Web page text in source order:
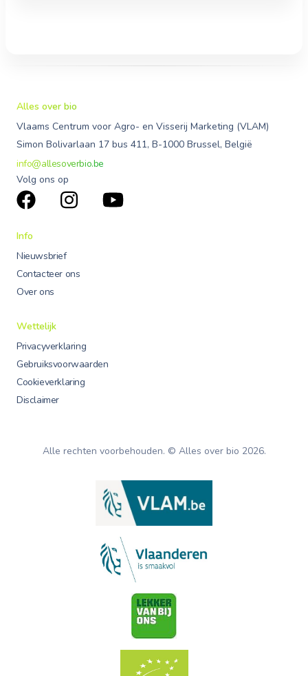
Alles over bio
Vlaams Centrum voor Agro- en Visserij Marketing (VLAM)
Simon Bolivarlaan 17 bus 411, B-1000 Brussel, België
info@allesoverbio.be
Volg ons op
Info
Nieuwsbrief
Contacteer ons
Over ons
Wettelijk
Privacyverklaring
Gebruiksvoorwaarden
Cookieverklaring
Disclaimer
Alle rechten voorbehouden. © Alles over bio 2026.